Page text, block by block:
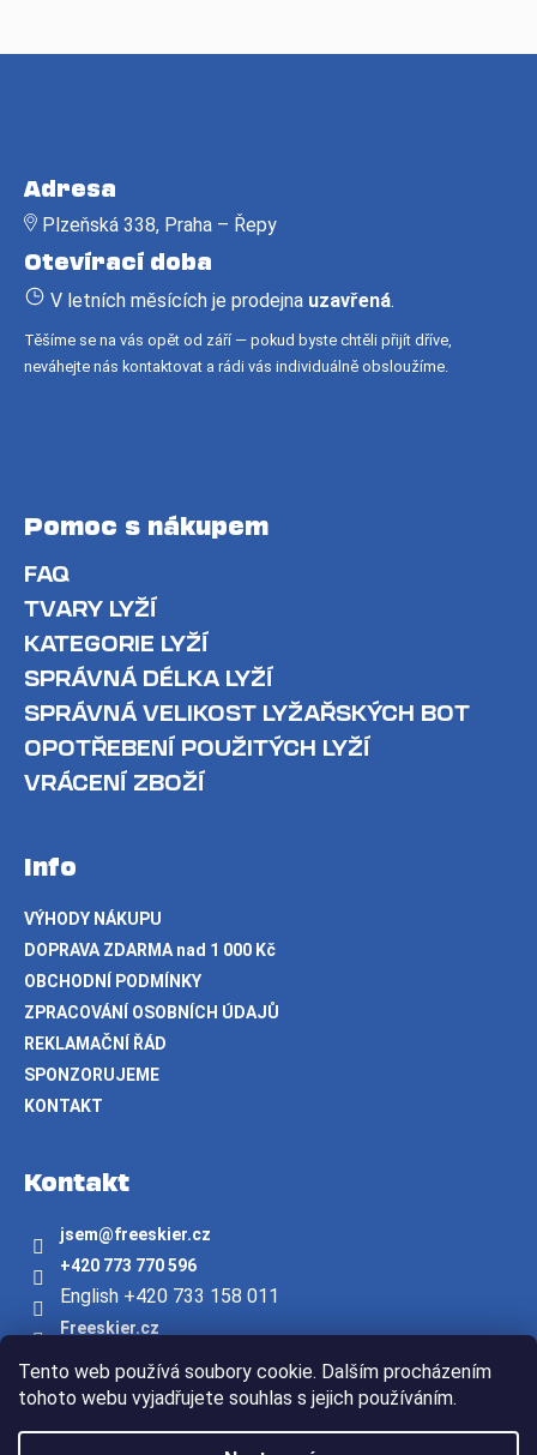
Tento web používá soubory cookie. Dalším procházením
tohoto webu vyjadřujete souhlas s jejich používáním.
Adresa
Plzeňská 338, Praha – Řepy
Otevírací doba
V letních měsících je prodejna uzavřená.
Těšíme se na vás opět od září — pokud byste chtěli přijít dříve,
neváhejte nás kontaktovat a rádi vás individuálně obsloužíme.
Pomoc s nákupem
FAQ
TVARY LYŽÍ
KATEGORIE LYŽÍ
SPRÁVNÁ DÉLKA LYŽÍ
SPRÁVNÁ VELIKOST LYŽAŘSKÝCH BOT
OPOTŘEBENÍ POUŽITÝCH LYŽÍ
VRÁCENÍ ZBOŽÍ
Info
VÝHODY NÁKUPU
DOPRAVA ZDARMA nad 1 000 Kč
OBCHODNÍ PODMÍNKY
ZPRACOVÁNÍ OSOBNÍCH ÚDAJŮ
REKLAMAČNÍ ŘÁD
SPONZORUJEME
KONTAKT
Kontakt
jsem@freeskier.cz
+420 773 770 596
English +420 733 158 011
Freeskier.cz
Youtube/freeskier.cz